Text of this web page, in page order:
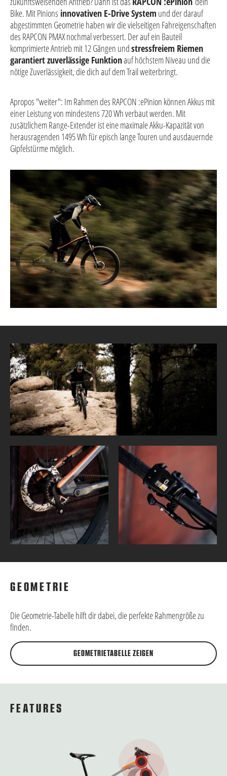
Bike. Mit Pinions innovativen E-Drive System und der darauf
abgestimmten Geometrie haben wir die vielseitigen Fahreigenschaften
des RAPCON PMAX nochmal verbessert. Der auf ein Bauteil
komprimierte Antrieb mit 12 Gängen undstressfreiem Riemen
garantiert zuverlässige Funktionauf höchstem Niveau und die
nötige Zuverlässigkeit, die dich auf dem Trail weiterbringt.
Apropos "weiter": Im Rahmen des RAPCON :ePinion können Akkus mit
einer Leistung von mindestens 720 Wh verbaut werden. Mit
zusätzlichem Range-Extender ist eine maximale Akku-Kapazität von
herausragenden 1495 Wh für episch lange Touren und ausdauernde
Gipfelstürme möglich.
GEOMETRIE
Die Geometrie-Tabelle hilft dir dabei, die perfekte Rahmengröße zu
finden.
GEOMETRIETABELLE ZEIGEN
FEATURES